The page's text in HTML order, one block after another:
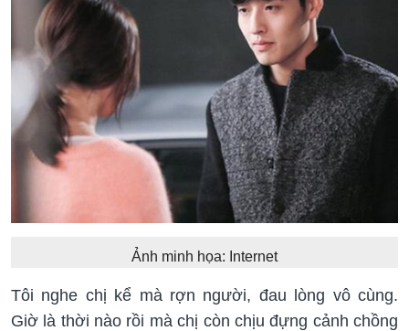
Ảnh minh họa: Internet
Tôi nghe chị kể mà rợn người, đau lòng vô cùng.
Giờ là thời nào rồi mà chị còn chịu đựng cảnh chồng